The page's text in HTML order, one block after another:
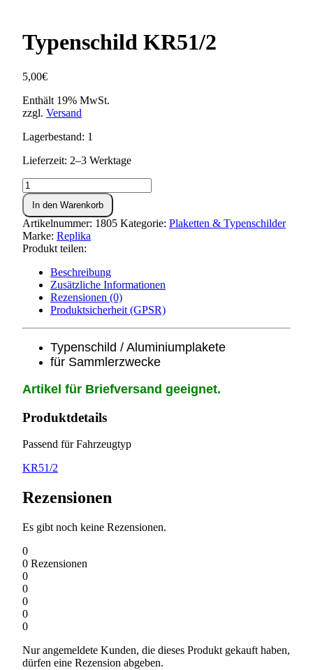
Typenschild KR51/2
5,00€
Enthält 19% MwSt.
zzgl. Versand
Lagerbestand: 1
Lieferzeit: 2–3 Werktage
Typenschild
KR51/2
Menge
In den Warenkorb
Artikelnummer: 1805 Kategorie: Plaketten & Typenschilder
Marke: Replika
Produkt teilen:
Beschreibung
Zusätzliche Informationen
Rezensionen (0)
Produktsicherheit (GPSR)
Typenschild / Aluminiumplakete
für Sammlerzwecke
Artikel für Briefversand geeignet.
Produktdetails
Passend für Fahrzeugtyp
KR51/2
Rezensionen
Es gibt noch keine Rezensionen.
0
0 Rezensionen
0
0
0
0
0
Nur angemeldete Kunden, die dieses Produkt gekauft haben,
dürfen eine Rezension abgeben.